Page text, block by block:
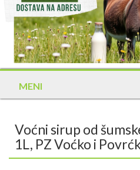
MENI
Voćni sirup od
1L, PZ Voćko i